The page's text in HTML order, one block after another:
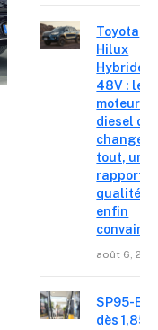
Toyota
Hilux
Hybride
48V : le
moteur
diesel qui
change
tout, un
rapport
qualité-
enfin
août 6,
SP95-E10
dès 1,85